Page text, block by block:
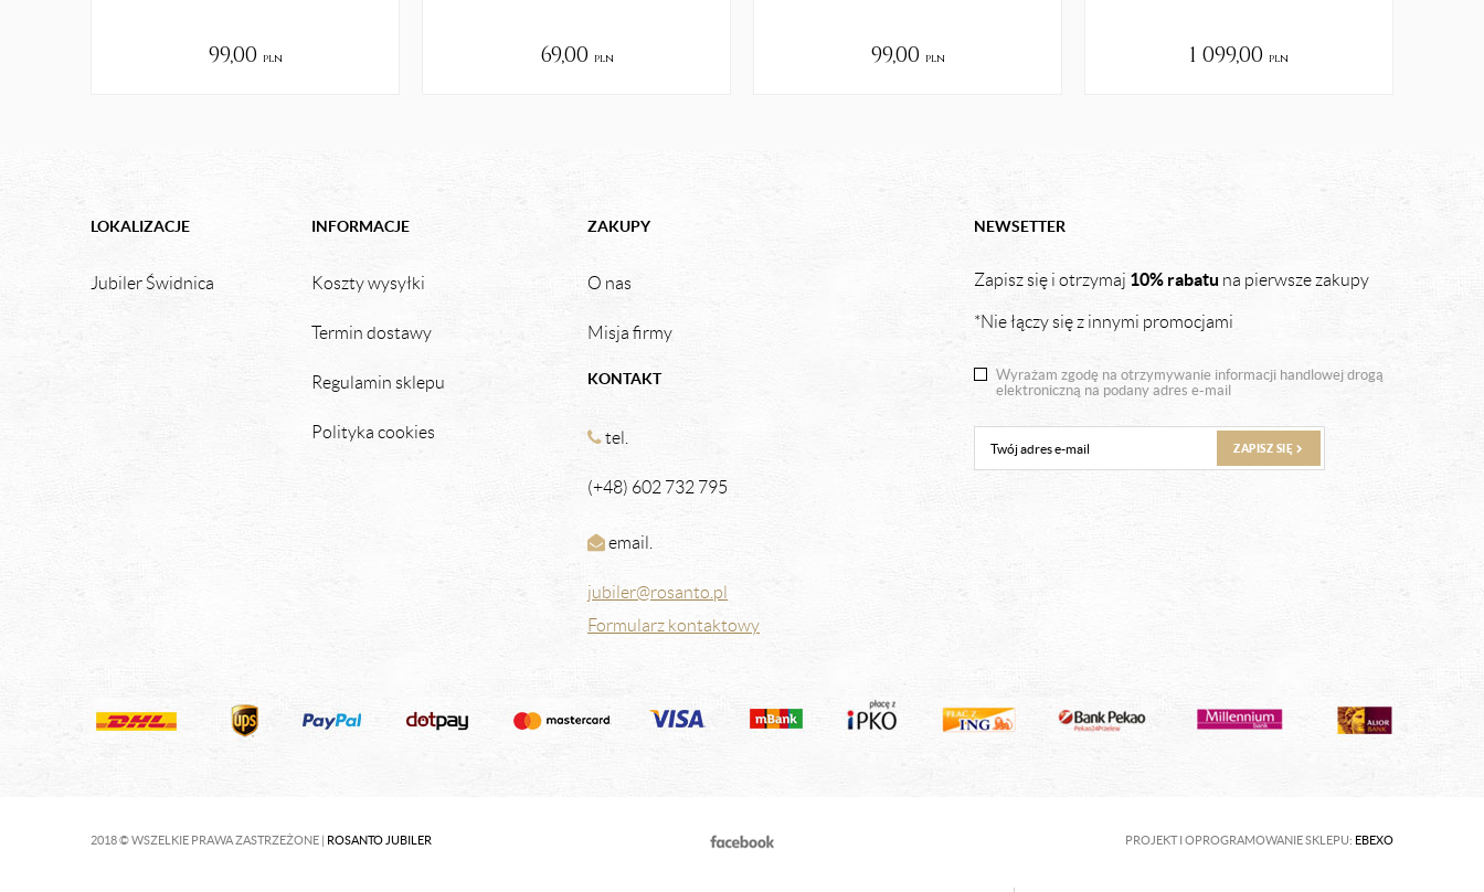
99,00 pln 69,00 pln 99,00 pln 1 099,00 pln
NEWSETTER
Zapisz się i otrzymaj 10% rabatu na pierwsze zakupy
*Nie łączy się z innymi promocjami
Wyrażam zgodę na otrzymywanie informacji handlowej drogą
elektroniczną na podany adres e-mail
ZAPISZ SIĘ
LOKALIZACJE
Jubiler Świdnica
INFORMACJE
Koszty wysyłki
Termin dostawy
Regulamin sklepu
Polityka cookies
ZAKUPY
O nas
Misja firmy
KONTAKT
tel.
(+48) 602 732 795
email.
jubiler@rosanto.pl
Formularz kontaktowy
2018 © WSZELKIE PRAWA ZASTRZEŻONE | ROSANTO JUBILER PROJEKT I OPROGRAMOWANIE SKLEPU: EBEXO